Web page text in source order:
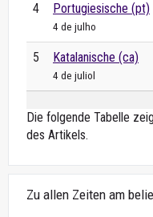
4 Portugiesische (pt)
4 de julho
5 Katalanische (ca)
4 de juliol
Die folgende Tabelle
des Artikels.
Zu allen Zeiten am